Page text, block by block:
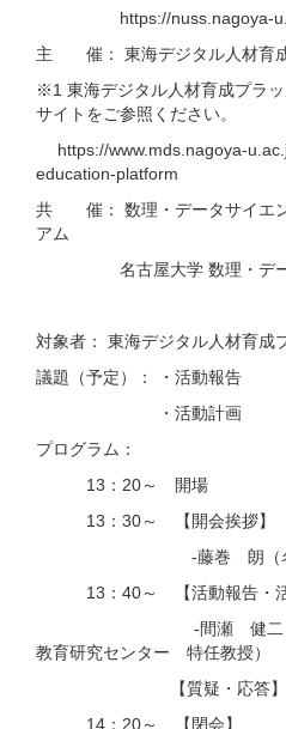
https://nuss.nagoya-
主 催： 東海デジタル人材育
※1 東海デジタル人材育成プラ
サイトをご参照ください。
https://www.mds.nagoya-
education-platform
共 催： 数理・データサイエン
アム
名古屋大学 数理・データ
対象者： 東海デジタル人材育成
議題（予定）： ・活動報告
・活動計画
プログラム：
13：20～ 開場
13：30～ 【開会挨拶】
-藤巻 朗（名古屋
13：40～ 【活動報告・活
-間瀬 健二（名古屋
教育研究センター 特任教授）
【質疑・応答】
14：20～ 【閉会】